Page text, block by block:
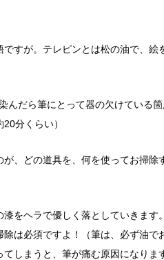
すが。テレピンとは松の油で、 絵
んだら筆にとって器の欠けている
分くらい）
が、どの道具を、何を使ってお掃除
をヘラで優しく落としていきます
は必須ですよ！
（筆は、必ず油
しまうと、筆が痛む原因になりま